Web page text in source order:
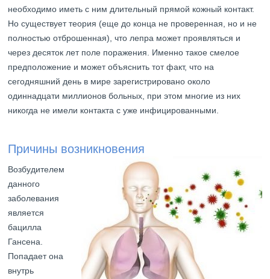
необходимо иметь с ним длительный прямой кожный контакт.
Но существует теория (еще до конца не проверенная, но и не
полностью отброшенная), что лепра может проявляться и
через десяток лет поле поражения. Именно такое смелое
предположение и может объяснить тот факт, что на
сегодняшний день в мире зарегистрировано около
одиннадцати миллионов больных, при этом многие из них
никогда не имели контакта с уже инфицированными.
Причины возникновения
Возбудителем
данного
заболевания
является
бацилла
Гансена.
Попадает она
внутрь